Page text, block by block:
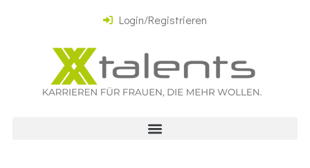
Login/Registrieren